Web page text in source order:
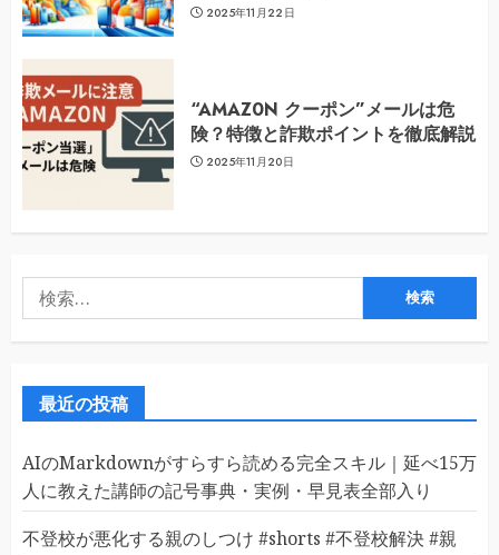
2025年11月22日
“AMAZ0N クーポン”メールは危
険？特徴と詐欺ポイントを徹底解説
2025年11月20日
索:
最近の投稿
AIのMarkdownがすらすら読める完全スキル｜延べ15万
人に教えた講師の記号事典・実例・早見表全部入り
不登校が悪化する親のしつけ #shorts #不登校解決 #親